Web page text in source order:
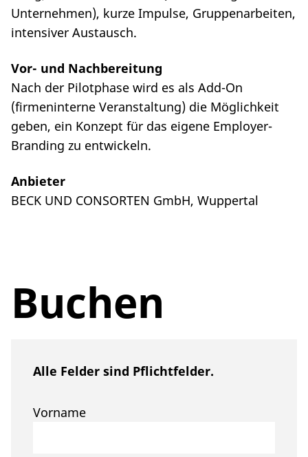
Unternehmen), kurze Impulse, Gruppenarbeiten,
intensiver Austausch.
Vor- und Nachbereitung
Nach der Pilotphase wird es als Add-On
(firmeninterne Veranstaltung) die Möglichkeit
geben, ein Konzept für das eigene Employer-
Branding zu entwickeln.
Anbieter
BECK UND CONSORTEN GmbH, Wuppertal
Buchen
Alle Felder sind Pflichtfelder.
Vorname